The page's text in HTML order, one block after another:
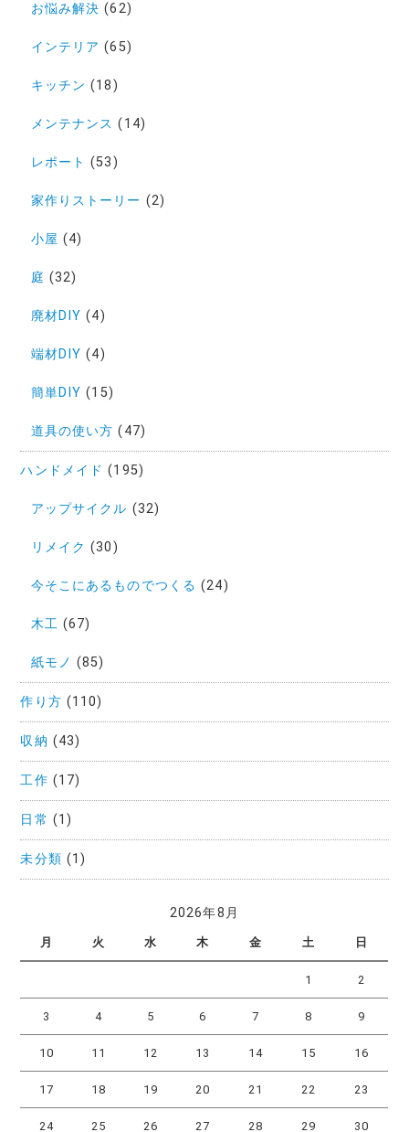
お悩み解決 (62)
インテリア (65)
キッチン (18)
メンテナンス (14)
レポート (53)
家作りストーリー (2)
小屋 (4)
庭 (32)
廃材DIY (4)
端材DIY (4)
簡単DIY (15)
道具の使い方 (47)
ハンドメイド (195)
アップサイクル (32)
リメイク (30)
今そこにあるものでつくる (24)
木工 (67)
紙モノ (85)
作り方 (110)
収納 (43)
工作 (17)
日常 (1)
未分類 (1)
2026年8月
月 火 水 木 金 土 日
1 2
3 4 5 6 7 8 9
10 11 12 13 14 15 16
17 18 19 20 21 22 23
24 25 26 27 28 29 30